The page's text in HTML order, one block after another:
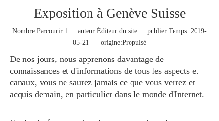
Exposition à Genève Suisse
Nombre Parcourir:1
auteur:Éditeur du site publier Temps: 2019-
05-21 origine:Propulsé
De nos jours, nous apprenons davantage de
connaissances et d'informations de tous les aspects et
canaux, vous ne saurez jamais ce que vous verrez et
acquis demain, en particulier dans le monde d'Internet.